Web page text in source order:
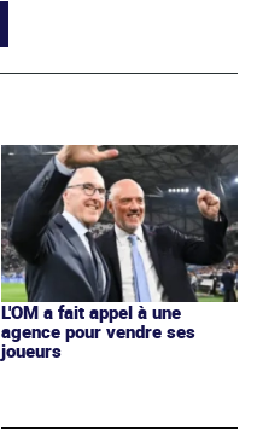
L'OM a fait appel à une
agence pour vendre ses
joueurs